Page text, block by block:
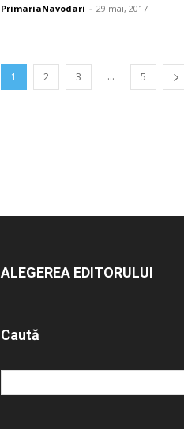
PrimariaNavodari - 29 mai, 2017
1 2 3 ... 5
ALEGEREA EDITORULUI
Caută